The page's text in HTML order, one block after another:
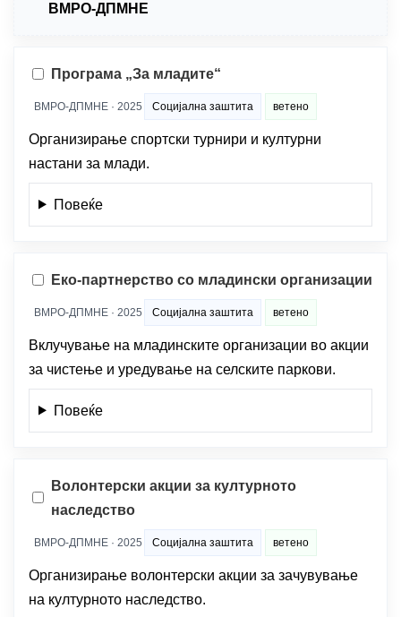
ВМРО-ДПМНЕ
Програма „За младите“
ВМРО-ДПМНЕ · 2025 Социјална заштита ветено
Организирање спортски турнири и културни
настани за млади.
Повеќе
Еко-партнерство со младински организации
ВМРО-ДПМНЕ · 2025 Социјална заштита ветено
Вклучување на младинските организации во акции
за чистење и уредување на селските паркови.
Повеќе
Волонтерски акции за културното
наследство
ВМРО-ДПМНЕ · 2025 Социјална заштита ветено
Организирање волонтерски акции за зачувување
на културното наследство.